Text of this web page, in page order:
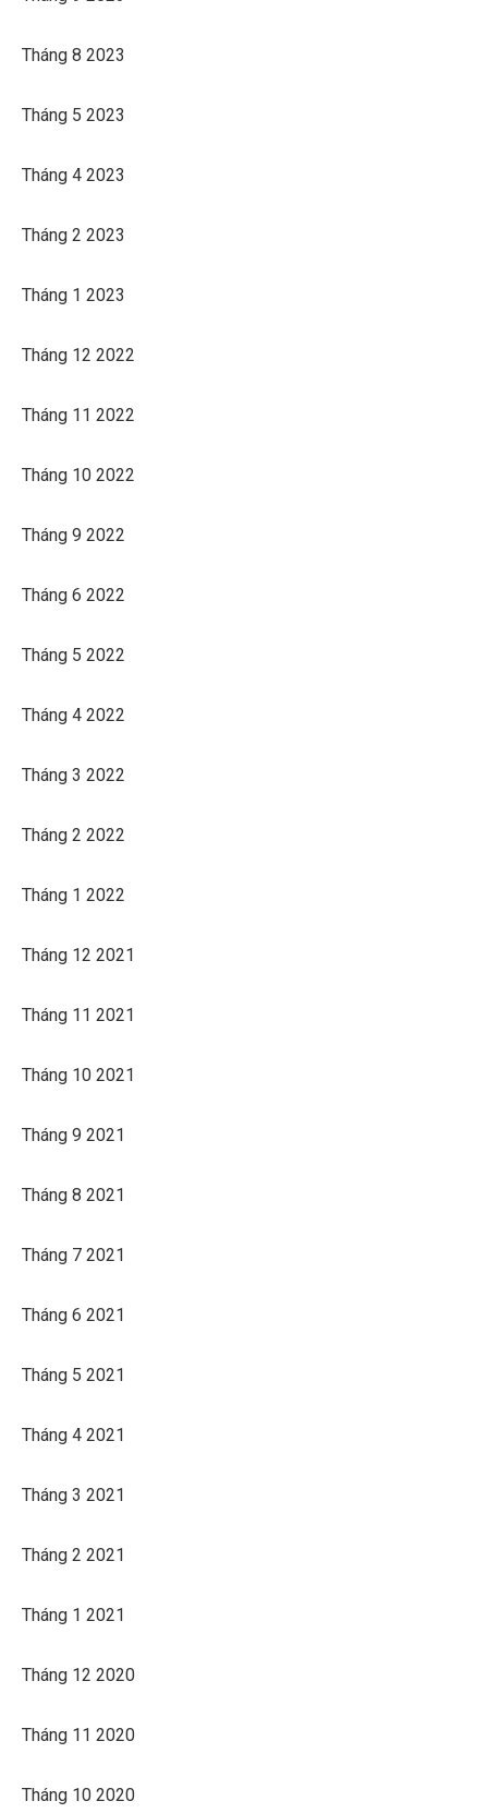
Tháng 8 2023
Tháng 5 2023
Tháng 4 2023
Tháng 2 2023
Tháng 1 2023
Tháng 12 2022
Tháng 11 2022
Tháng 10 2022
Tháng 9 2022
Tháng 6 2022
Tháng 5 2022
Tháng 4 2022
Tháng 3 2022
Tháng 2 2022
Tháng 1 2022
Tháng 12 2021
Tháng 11 2021
Tháng 10 2021
Tháng 9 2021
Tháng 8 2021
Tháng 7 2021
Tháng 6 2021
Tháng 5 2021
Tháng 4 2021
Tháng 3 2021
Tháng 2 2021
Tháng 1 2021
Tháng 12 2020
Tháng 11 2020
Tháng 10 2020